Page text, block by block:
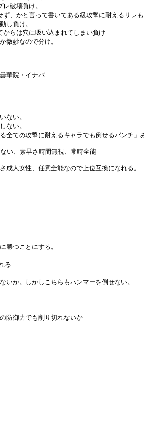
破壊負け。
、かと言って書いてある級攻撃に耐えるリレも
し負け。
らは穴に吸い込まれてしまい負け
妙なので分け。
華院・イナバ
ない。
ない。
ての攻撃に耐えるキャラでも倒せるパンチ」
い、素早さ時間無視、常時全能
人女性、任意全能なので上位互換になれる。
勝つことにする。
る
か。しかしこちらもハンマーを倒せない。
防御力でも削り切れないか